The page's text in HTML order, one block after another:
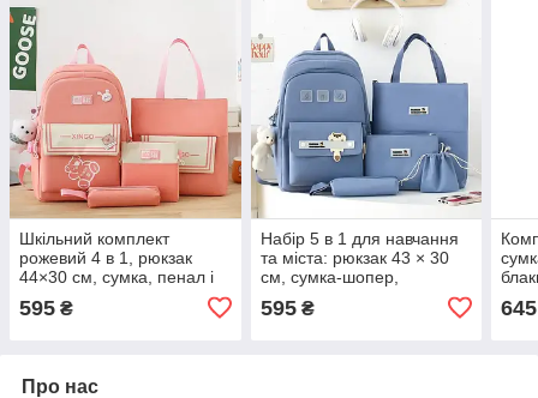
Шкільний комплект
рожевий 4 в 1, рюкзак
44×30 см, сумка, пенал і
595 ₴
Набір 5 в 1 для навчання
та міста: рюкзак 43 × 30
см, сумка-шопер,
мішечок, блакитний KAY
595₴ 645
Про нас